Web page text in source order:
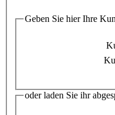
Geben Sie hier Ihre
oder laden Sie ihr